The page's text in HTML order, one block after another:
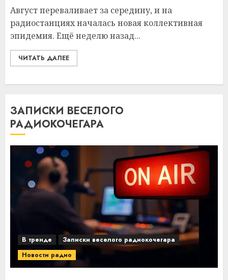
Август переваливает за середину, и на
радиостанциях началась новая коллективная
эпидемия. Ещё неделю назад...
ЧИТАТЬ ДАЛЕЕ
ЗАПИСКИ ВЕСЕЛОГО
РАДИОКОЧЕГАРА
В тренде
Записки веселого радиокочегара
Новости радио